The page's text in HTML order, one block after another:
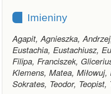
Imieniny
Agapit, Agnieszka,
Eustachia, Eustachiusz,
Filipa, Franciszek,
Klemens, Matea, Miłowuj,
Sokrates, Teodor, Teopist,